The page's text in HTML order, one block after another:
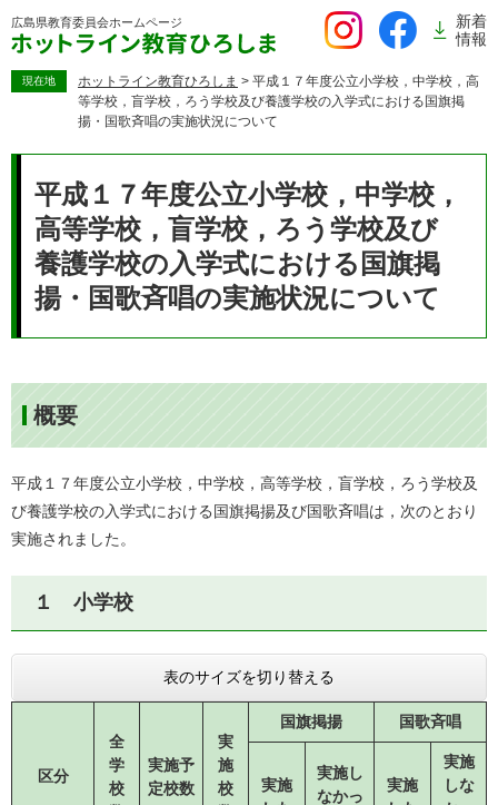
ー
で
広島県教育委員会ホームページ
新着
情報
現在地 ホットライン教育ひろしま > 平成１７年度公立小学校，中学校，高
等学校，盲学校，ろう学校及び養護学校の入学式における国旗掲
揚・国歌斉唱の実施状況について
平成１７年度公立小学校，中学校，
高等学校，盲学校，ろう学校及び
養護学校の入学式における国旗掲
揚・国歌斉唱の実施状況について
概要
平成１７年度公立小学校，中学校，高等学校，盲学校，ろう学校及
び養護学校の入学式における国旗掲揚及び国歌斉唱は，次のとおり
実施されました。
１ 小学校
表のサイズを切り替える
区分
全
学
校
実施予
定校数
実
施
校
国旗掲揚 国歌斉唱
実施
実施し
なかっ
実施
実施
しな